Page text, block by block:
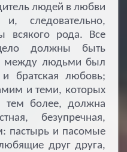
людей в любви
следовательно,
всякого рода. Все
должны быть
между людьми был
братская любовь;
и теми, которых
тем более, должна
безупречная,
пастырь и пасомые
друг друга,